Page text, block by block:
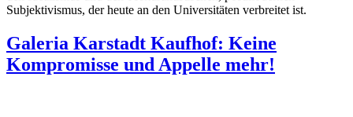
Subjektivismus, der heute an den Universitäten verbreitet ist.
Galeria Karstadt Kaufhof: Keine
Kompromisse und Appelle mehr!